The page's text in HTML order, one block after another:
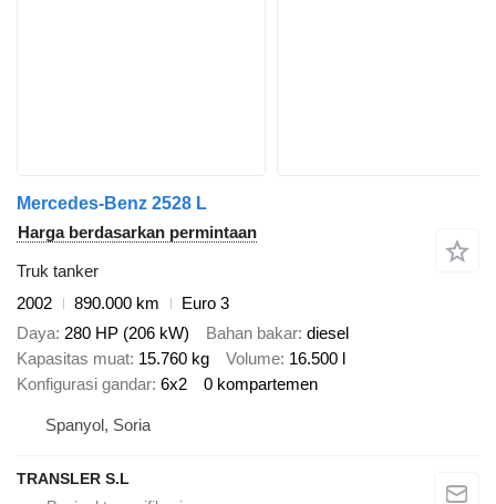
Mercedes-Benz 2528 L
Harga berdasarkan permintaan
Truk tanker
2002
890.000 km
Euro 3
Daya 280 HP (206 kW) Bahan bakar diesel
Kapasitas muat 15.760 kg Volume 16.500 l
Konfigurasi gandar 6x2 0 kompartemen
Spanyol, Soria
TRANSLER S.L